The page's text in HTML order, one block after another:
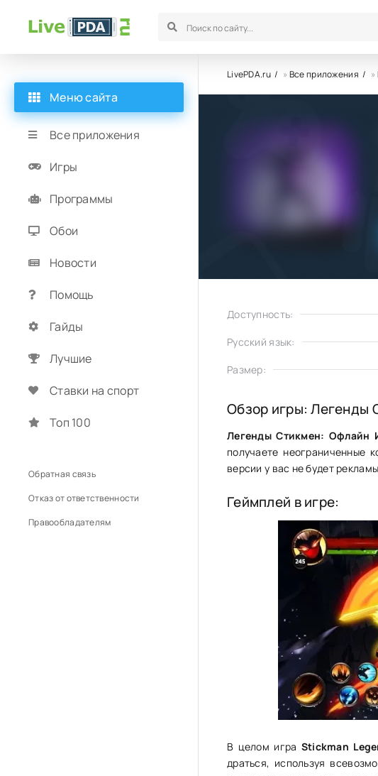
LivePDA.ru »Все приложения »
Доступность:
Русский язык:
Размер:
Обзор игры: Легенды
Легенды Стикмен: Офлайн
получаете неограниченные
версии у вас не будет
Геймплей в игре:
В целом игра Stickman
драться, используя
Меню сайта
Все приложения
Игры
Программы
Обои
Новости
Помощь
Гайды
Лучшие
Ставки на спорт
Топ 100
Обратная связь
Отказ от ответственности
Правообладателям